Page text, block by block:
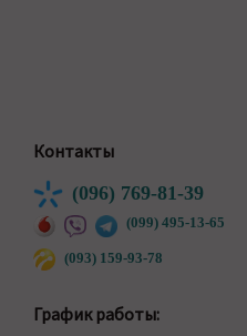
Контакты
(096) 769-81-39
(099) 495-13-65
(093) 159-93-78
График работы: